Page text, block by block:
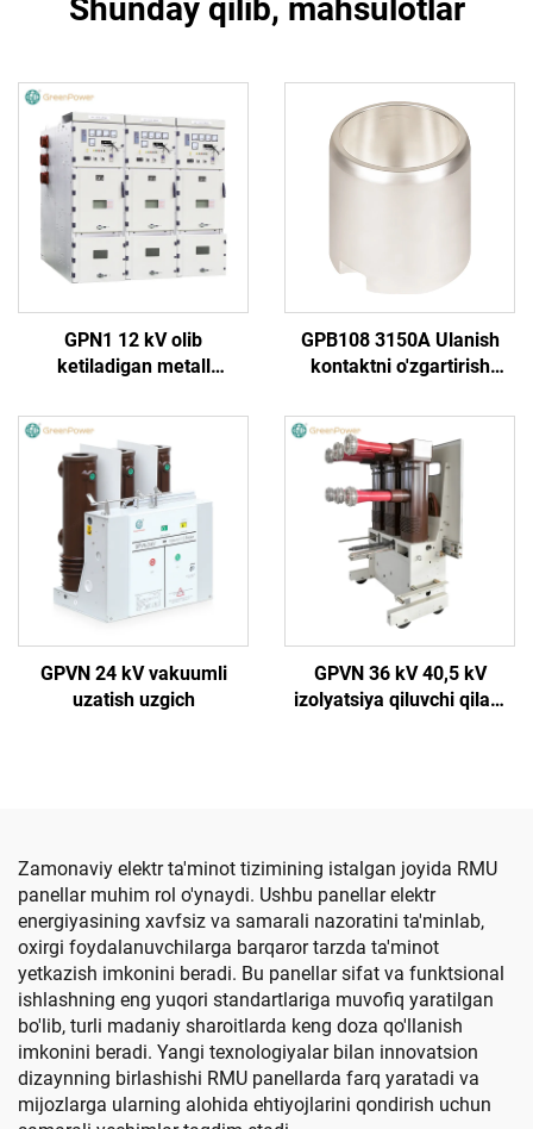
Shunday qilib, mahsulotlar
GPN1 12 kV olib
ketiladigan metall
qurilma
GPB108 3150A Ulanish
kontaktni o'zgartirish
GPVN 24 kV vakuumli
uzatish uzgich
GPVN 36 kV 40,5 kV
izolyatsiya qiluvchi qilafli
Zamonaviy elektr ta'minot tizimining istalgan joyida RMU
panellar muhim rol o'ynaydi. Ushbu panellar elektr
energiyasining xavfsiz va samarali nazoratini ta'minlab,
oxirgi foydalanuvchilarga barqaror tarzda ta'minot
yetkazish imkonini beradi. Bu panellar sifat va funktsional
ishlashning eng yuqori standartlariga muvofiq yaratilgan
bo'lib, turli madaniy sharoitlarda keng doza qo'llanish
imkonini beradi. Yangi texnologiyalar bilan innovatsion
dizaynning birlashishi RMU panellarda farq yaratadi va
mijozlarga ularning alohida ehtiyojlarini qondirish uchun